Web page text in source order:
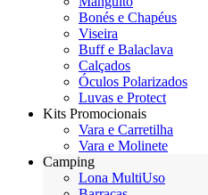
Bonés e Chapéus
Viseira
Buff e Balaclava
Calçados
Óculos Polarizados
Luvas e Protect
Kits Promocionais
Vara e Carretilha
Vara e Molinete
Camping
Lona MultiUso